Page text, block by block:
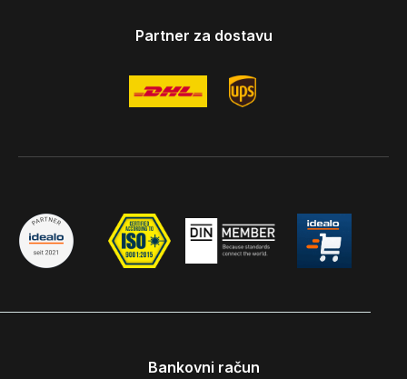
Partner za dostavu
Bankovni račun